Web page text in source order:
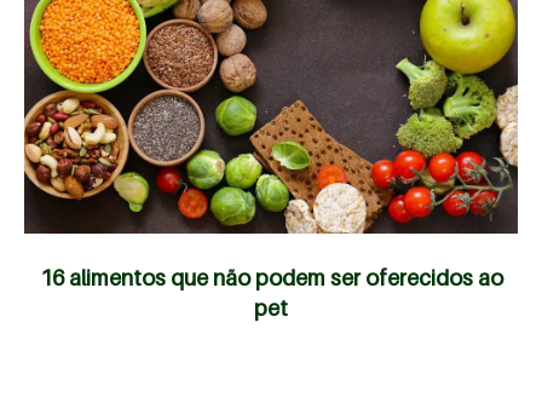
16 alimentos que não podem ser oferecidos ao
pet